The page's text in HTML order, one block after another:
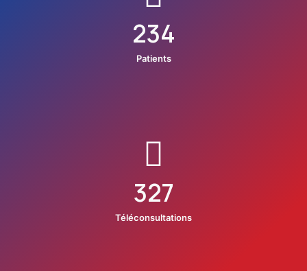
234
Patients
327
Téléconsultations